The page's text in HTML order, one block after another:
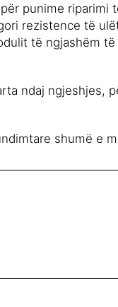
punime riparimi
rezistence të
të ngjashëm
ndaj ngjeshjes,
shumë e